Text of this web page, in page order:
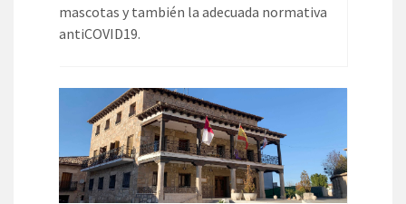
mascotas y también la adecuada normativa
antiCOVID19.